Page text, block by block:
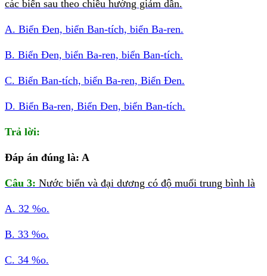
các biển sau theo chiều hướng giảm dần.
A. Biển Đen, biển Ban-tích, biển Ba-ren.
B. Biển Đen, biển Ba-ren, biển Ban-tích.
C. Biển Ban-tích, biển Ba-ren, Biển Đen.
D. Biển Ba-ren, Biển Đen, biển Ban-tích.
Trả lời:
Đáp án đúng là: A
Câu 3: Nước biển và đại dương có độ muối trung bình là
A. 32 %o.
B. 33 %o.
C. 34 %o.